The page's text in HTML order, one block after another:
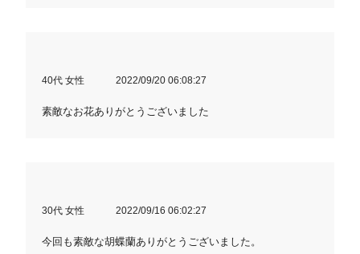
40代 女性 2022/09/20 06:08:27
素敵なお花ありがとうございました
30代 女性 2022/09/16 06:02:27
今回も素敵な胡蝶蘭ありがとうございました。